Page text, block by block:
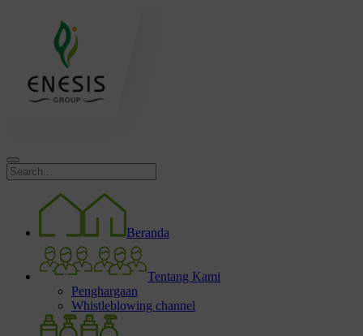
Beranda
Tentang Kami
Penghargaan
Whistleblowing channel